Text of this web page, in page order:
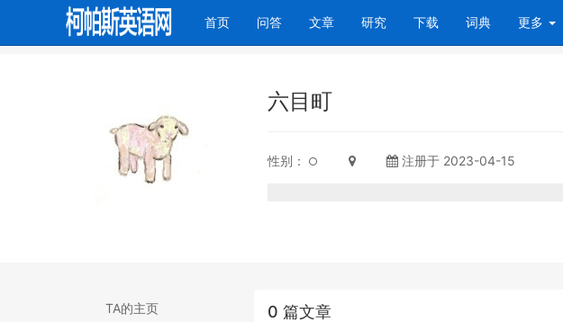
首页(current)
问答 文章 研究 下载 词典 更多
六目町
性别： 注册于 2023-04-15
TA的主页 0 篇文章